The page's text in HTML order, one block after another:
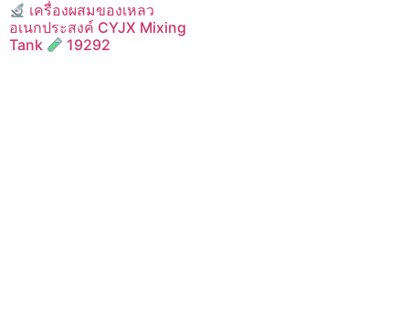
เครื่องผสมของเหลว
อเนกประสงค์ CYJX Mixing
Tank
19292